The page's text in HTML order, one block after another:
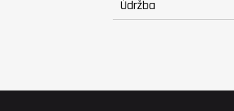
Údržba